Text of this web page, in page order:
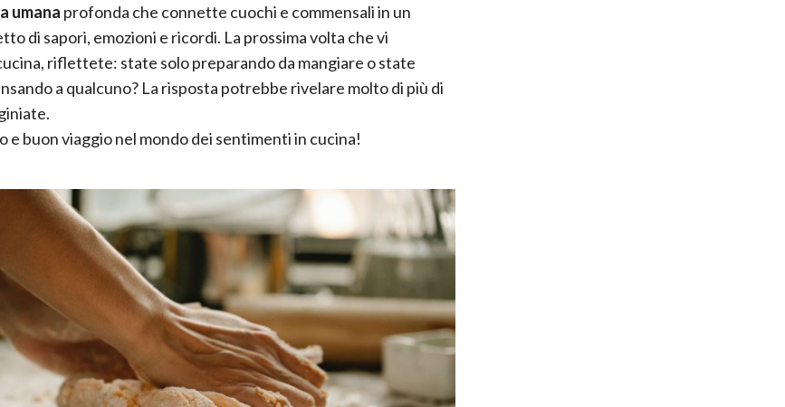
umana profonda che connette cuochi e commensali in un
di sapori, emozioni e ricordi. La prossima volta che vi
riflettete: state solo preparando da mangiare o state
a qualcuno? La risposta potrebbe rivelare molto di più di
e buon viaggio nel mondo dei sentimenti in cucina!